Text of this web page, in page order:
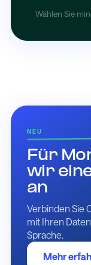
Wählen Sie
NEU
Für
wir
an
Verbinden Sie
mit Ihren
Sprache.
Mehr